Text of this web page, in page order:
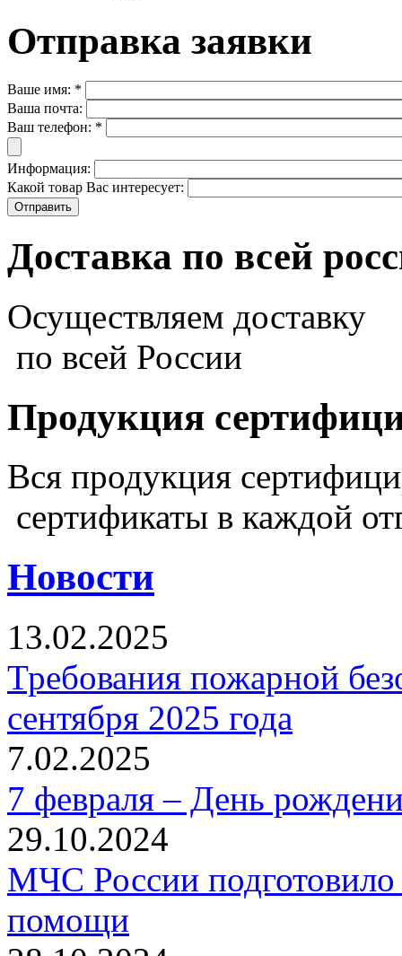
Отправка заявки
Ваше имя: *
Ваша почта:
Ваш телефон: *
Информация:
Какой товар Вас интересует:
Доставка по всей
Осуществляем доставку
по всей России
Продукция
Вся продукция
сертификаты в каждой
Новости
13.02.2025
Требования пожарной
сентября 2025 года
7.02.2025
7 февраля – День
29.10.2024
МЧС России
помощи